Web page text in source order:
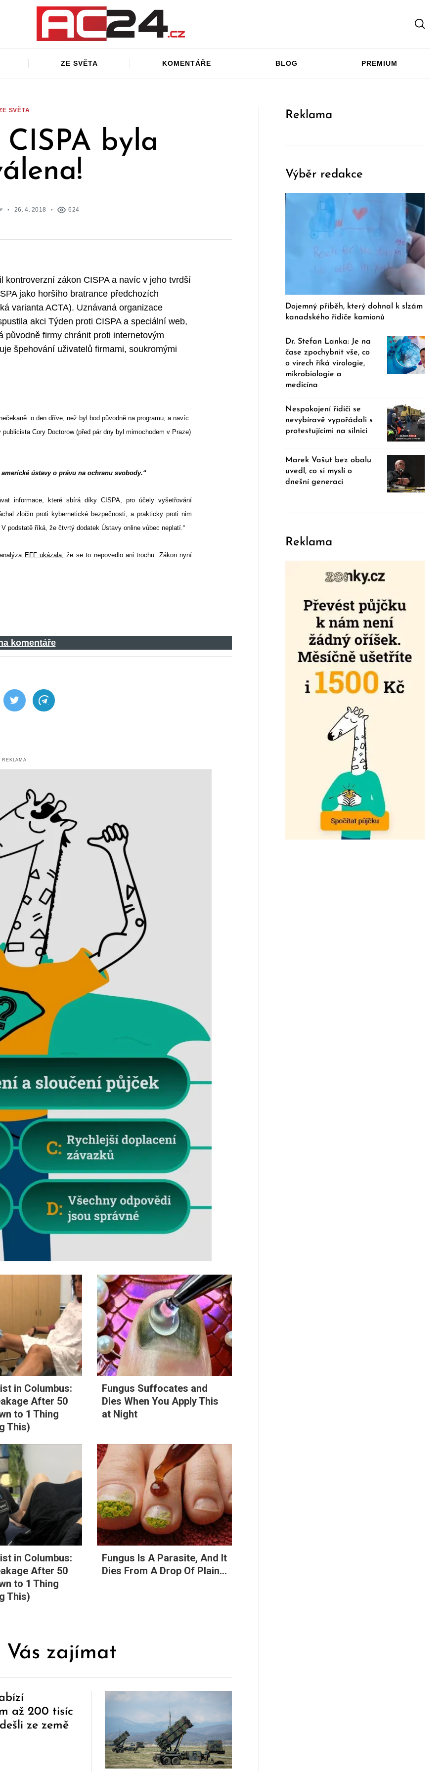
ZE SVĚTA KOMENTÁŘE BLOG PREMIUM
SVĚTA
byla
26. 4. 2018 624
kontroverzní zákon CISPA a navíc v jeho tvrdší
jako horšího bratrance předchozích
varianta ACTA). Uznávaná organizace
akci Týden proti CISPA a speciální web,
původně firmy chránit proti internetovým
špehování uživatelů firmami, soukromými
o den dříve, než byl bod původně na programu, a navíc
Cory Doctorow (před pár dny byl mimochodem v Praze)
ústavy o právu na ochranu svobody.“
informace, které sbírá díky CISPA, pro účely vyšetřování
zločin proti kybernetické bezpečnosti, a prakticky proti nim
podstatě říká, že čtvrtý dodatek Ústavy online vůbec neplatí.“
EFF ukázala, že se to nepovedlo ani trochu. Zákon nyní
komentáře
Twitter Telegram
REKLAMA
in Columbus:
After 50
to 1 Thing
This)
Fungus Suffocates and
Dies When You Apply This
at Night
in Columbus:
After 50
to 1 Thing
This)
Fungus Is A Parasite, And It
Dies From A Drop Of Plain...
zajímat
až 200 tisíc
ze země
Reklama
Výběr redakce
Dojemný příběh, který dohnal k slzám
kanadského řidiče kamionů
Dr. Stefan Lanka: Je na
čase zpochybnit vše, co
o virech říká virologie,
mikrobiologie a
medicína
Nespokojení řidiči se
nevybíravě vypořádali s
protestujícími na silnici
Marek Vašut bez obalu
uvedl, co si myslí o
dnešní generaci
Reklama